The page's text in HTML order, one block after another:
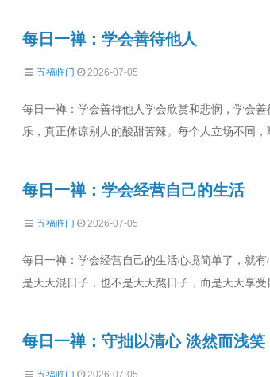
每日一禅：学会善待他人
五福临门 2026-07-05
每日一禅：学会善待他人学会欣赏和悲悯，学会
乐，真正体谅别人的酸甜苦辣。每个人立场不同
每日一禅：学会经营自己的生活
五福临门 2026-07-05
每日一禅：学会经营自己的生活心境简单了，就
是天天混日子，也不是天天熬日子，而是天天享
每日一禅：守拙以清心 淡然而浅笑
五福临门 2026-07-05